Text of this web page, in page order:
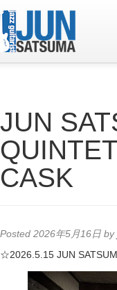
Live Schedule
Discography
Diary
YouTube
Online Lesson
JUN
CASK
Posted 2026年5月16日 by
☆2026.5.15 JUN